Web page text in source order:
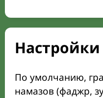
Настройки
По умолчанию,
намазов (фаджр,